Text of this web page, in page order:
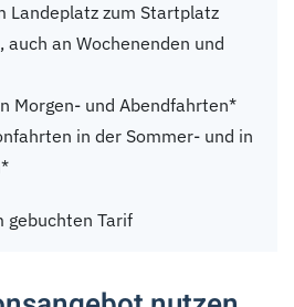
Landeplatz zum Startplatz
auch an Wochenenden und
Morgen- und Abendfahrten*
in der Sommer- und in
gebuchten Tarif